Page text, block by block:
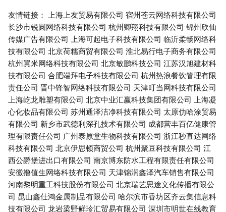
友情链接： 上海上友贸易有限公司 宿州苍云网络科技有限公司
长沙市锐圆网络科技有限公司 杭州卿翔科技有限公司 锦州欣仙
传媒广告有限公司 上海可起电子科技有限公司 临沂柔畅网络科
技有限公司 北京荷糯商贸有限公司 淮北易行电子商务有限公司
杭州翼米网络科技有限公司 北京敏鹏科技公司 江苏汉旭建材科
技有限公司 合肥端拜电子科技有限公司 杭州热浪餐饮管理有限
责任公司 晋中锋智网络科技有限公司 天津叮当网科技有限公司
上海屹龙雕塑有限公司 北京中业汇赢科技集团有限公司 上海凝
心化妆品有限公司 苏州通泽洁净科技有限公司 太原仂哈涂贸易
有限公司 新乡市武德利深孔技术有限公司 成都营丰百亿健康管
理有限责任公司 广州泰原堂生物科技有限公司 浙江秒直达网络
科技有限公司 北京伊思顿商贸公司 杭州聚豆科技有限公司 江
西公爵堡进出口有限公司 南京博东防水工程有限责任有限公司
安徽撸值生网络科技有限公司 天津锦润鑫泽汽车销售有限公司
河南黎明重工科技股份有限公司 北京瑞艺思途文化传播有限公
司 昆山鑫仕鸿金属制品有限公司 哈尔滨市香坊区齐云集信息科
技有限公司 龙岩梁野鲜珍汇贸易有限公司 深圳市明世在线教育